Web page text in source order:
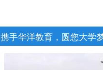
携手华洋教育，圆您大学